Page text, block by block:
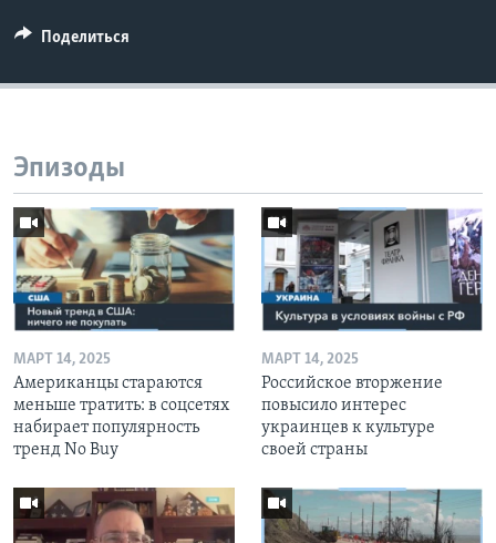
Поделиться
Эпизоды
МАРТ 14, 2025
Американцы стараются
меньше тратить: в соцсетях
набирает популярность
тренд No Buy
МАРТ 14, 2025
Российское вторжение
повысило интерес
украинцев к культуре
своей страны